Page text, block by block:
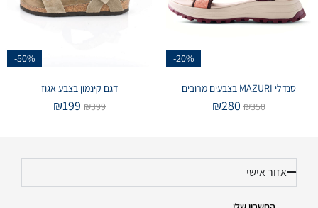
-20%
סנדלי MAZURI בצבעים מרובים
₪350
₪280
-50%
דגם קינמון בצבע אגוז
₪399
₪199
אזור אישי